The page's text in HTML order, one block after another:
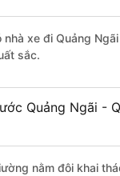
xe đi Quảng
sắc.
Quảng Ngãi -
nằm đôi khai